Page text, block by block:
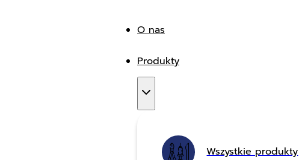
O nas
Produkty
Wszystkie produkty